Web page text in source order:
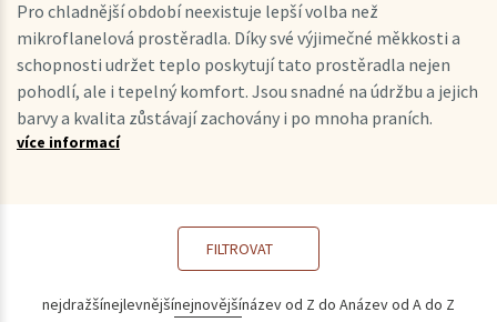
Pro chladnější období neexistuje lepší volba než
mikroflanelová prostěradla. Díky své výjimečné měkkosti a
schopnosti udržet teplo poskytují tato prostěradla nejen
pohodlí, ale i tepelný komfort. Jsou snadné na údržbu a jejich
barvy a kvalita zůstávají zachovány i po mnoha praních.
více informací
FILTROVAT
nejdražšínejlevnějšínejnovějšínázev od Z do Anázev od A do Z